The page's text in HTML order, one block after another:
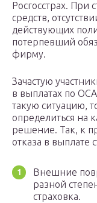
Росгосстрах. При
средств,
действующих
потерпевший
фирму.
Зачастую
в выплатах по
такую ситуацию,
определиться на
решение. Так, к
отказа в выплате
Внешние
разной
страховка.